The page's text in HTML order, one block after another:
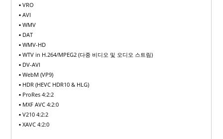
▪ VRO
▪ AVI
▪ WMV
▪ DAT
▪ WMV-HD
▪ WTV in H.264/MPEG2 (다중 비디오 및 오디오 스트림)
▪ DV-AVI
▪ WebM (VP9)
▪ HDR (HEVC HDR10 & HLG) ​
▪ ProRes 4:2:2
▪ MXF AVC 4:2:0
▪ V210 4:2:2
▪ XAVC 4:2:0